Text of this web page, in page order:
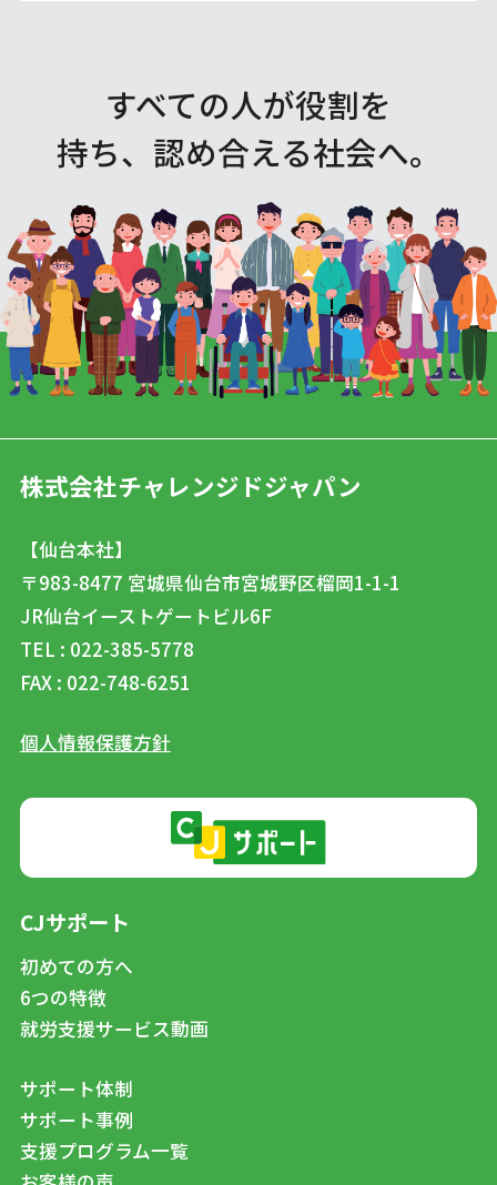
すべての人が役割を
持ち、認め合える社会へ。
株式会社チャレンジドジャパン
【仙台本社】
〒983-8477 宮城県仙台市宮城野区榴岡1-1-1
JR仙台イーストゲートビル6F
TEL : 022-385-5778
FAX : 022-748-6251
個人情報保護方針
CJサポート
初めての方へ
6つの特徴
就労支援サービス動画
サポート体制
サポート事例
支援プログラム一覧